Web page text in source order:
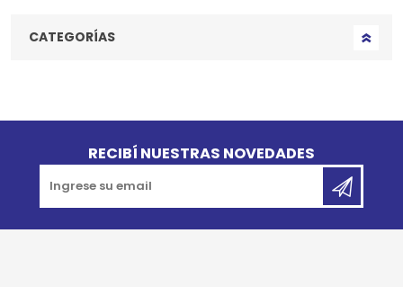
CATEGORÍAS
RECIBÍ NUESTRAS NOVEDADES